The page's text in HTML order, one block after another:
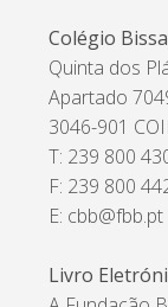
Colégio
Quinta dos
Apartado
3046-901
T: 239 800
F: 239 800
E: cbb@fbb.pt
Livro